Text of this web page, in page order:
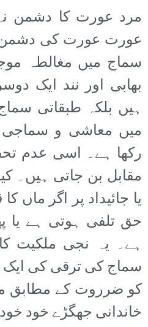
مرد عورت کا دشمن
عورت عورت کی دشمن
سماج میں مغالطہ
بھابی اور نند ایک
ہیں بلکہ طبقاتی
میں معاشی و سماجی
رکھا ہے۔ اسی عدم
مقابل بن جاتی ہیں۔
یا جائیداد پر اگر ماں
حق تلفی ہوتی ہے یا
ہے۔ یہ نجی ملکیت
سماج کی ترقی کی
کو ضرروت کے مطابق
خاندانی جھگڑے خود